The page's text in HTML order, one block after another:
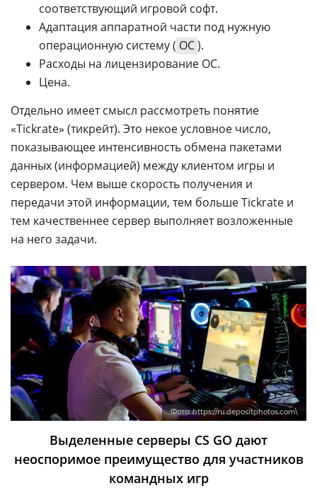
соответствующий игровой софт.
Адаптация аппаратной части под нужную
операционную систему ( ОС).
Расходы на лицензирование ОС.
Цена.
Отдельно имеет смысл рассмотреть понятие
«Tickrate» (тикрейт). Это некое условное число,
показывающее интенсивность обмена пакетами
данных (информацией) между клиентом игры и
сервером. Чем выше скорость получения и
передачи этой информации, тем больше Tickrate и
тем качественнее сервер выполняет возложенные
на него задачи.
Фото:https://ru.depositphotos.com\
Выделенные серверы CS GO дают
неоспоримое преимущество для участников
командных игр